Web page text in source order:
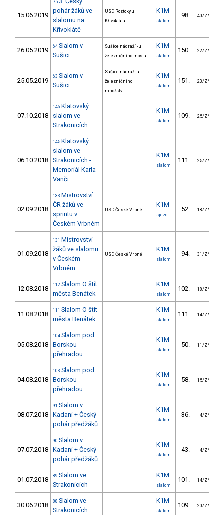
15.06.2019
75
pohár žáků ve
slalomu na
Křivoklátě
USD Roztoky u
Křivoklátu
K1M
slalom
98. 40/ZM
26.05.2019 64 Slalom v
Sušici
Sušice nádraží - u
železničního mostu
K1M
slalom
150. 22/ZM
25.05.2019
63 Slalom v
Sušici
Sušice nádraží u
železničního
množství
K1M
slalom
151. 23/ZM
07.10.2018
146 Klatovský
slalom ve
Strakonicích
K1M
slalom
109. 25/ZM
06.10.2018
145 Klatovský
slalom ve
Strakonicích -
Memoriál Karla
Vanči
K1M
slalom
111. 25/ZM
02.09.2018
133 Mistrovství
ČR žáků ve
sprintu v
Českém Vrbném
USD České Vrbné
K1M
sjezd
52. 18/ZM
01.09.2018
131 Mistrovství
žáků ve slalomu
v Českém
Vrbném
USD České Vrbné
K1M
slalom
94. 31/ZM
12.08.2018 112 Slalom O štít
města Benátek
K1M
slalom
102. 18/ZM
11.08.2018 111 Slalom O štít
města Benátek
K1M
slalom
111. 14/ZM
05.08.2018
104 Slalom pod
Borskou
přehradou
K1M
slalom
50. 11/ZM
04.08.2018
103 Slalom pod
Borskou
přehradou
K1M
slalom
58. 15/ZM
08.07.2018
91 Slalom v
Kadani + Český
pohár předžáků
K1M
slalom
36. 4/ZM
07.07.2018
90 Slalom v
Kadani + Český
pohár předžáků
K1M
slalom
43. 4/ZM
01.07.2018 89 Slalom ve
Strakonicích
K1M
slalom
101. 14/ZM
30.06.2018 88 Slalom ve
Strakonicích
K1M
slalom
109. 20/ZM